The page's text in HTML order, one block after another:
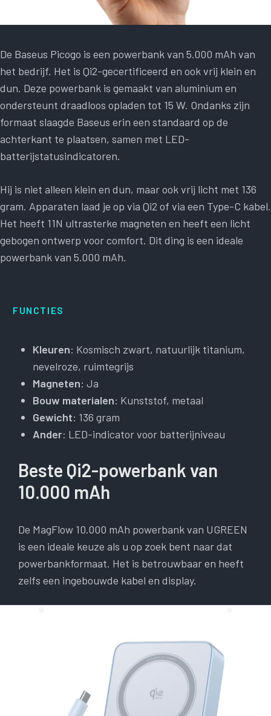
De Baseus Picogo is een powerbank van 5.000 mAh van
het bedrijf. Het is Qi2-gecertificeerd en ook vrij klein en
dun. Deze powerbank is gemaakt van aluminium en
ondersteunt draadloos opladen tot 15 W. Ondanks zijn
formaat slaagde Baseus erin een standaard op de
achterkant te plaatsen, samen met LED-
batterijstatusindicatoren.
Hij is niet alleen klein en dun, maar ook vrij licht met 136
gram. Apparaten laad je op via Qi2 of via een Type-C kabel.
Het heeft 11N ultrasterke magneten en heeft een licht
gebogen ontwerp voor comfort. Dit ding is een ideale
powerbank van 5.000 mAh.
FUNCTIES
Kleuren: Kosmisch zwart, natuurlijk titanium,
nevelroze, ruimtegrijs
Magneten: Ja
Bouw materialen: Kunststof, metaal
Gewicht: 136 gram
Ander: LED-indicator voor batterijniveau
Beste Qi2-powerbank van
10.000 mAh
De MagFlow 10.000 mAh powerbank van UGREEN
is een ideale keuze als u op zoek bent naar dat
powerbankformaat. Het is betrouwbaar en heeft
zelfs een ingebouwde kabel en display.